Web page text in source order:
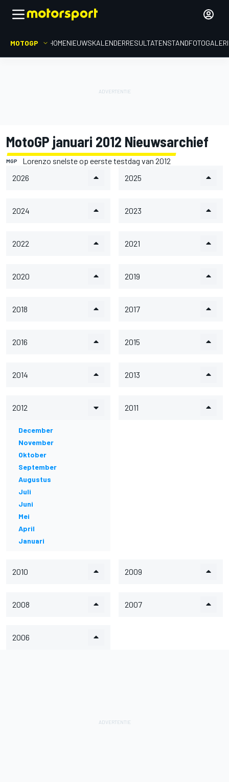
MOTOGP HOMENIEUWSKALENDERRESULTATENSTAND
MotoGP januari 2012 Nieuwsarchief
MGP
Lorenzo snelste op eerste testdag van 2012
2026
2025
2024 2023
2022 2021
2020 2019
2018 2017
2016 2015
2014 2013
2012
December
November
Oktober
September
Augustus
Juli
Juni
Mei
April
Januari
2011
2010 2009
2008 2007
2006